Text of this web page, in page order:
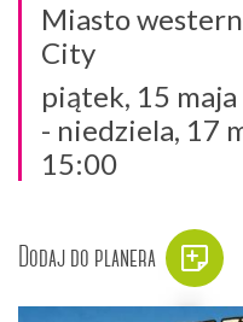
Miasto
City
piątek, 15
- niedziela, 17
15:00
Dodaj do planera